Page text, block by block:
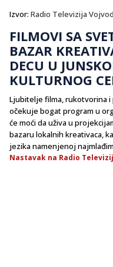
Izvor: Radio Televizija
FILMOVI SA
BAZAR
DECU U
KULTURNOG
Ljubitelje filma, rukotvorina
očekuje bogat program u
će moći da uživa u
bazaru lokalnih kreativaca,
jezika namenjenoj
Nastavak na Radio